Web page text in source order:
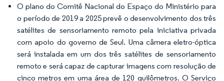
O plano do Comitê Nacional do Espaço do Ministério para
o período de 2019 a 2025 prevê o desenvolvimento dos três
satélites de sensoriamento remoto pela iniciativa privada
com apoio do governo de Seul. Uma câmera eletro-óptica
será instalada em um dos três satélites de sensoriamento
remoto e será capaz de capturar imagens com resolução de
cinco metros em uma área de 120 quilômetros. O Serviço